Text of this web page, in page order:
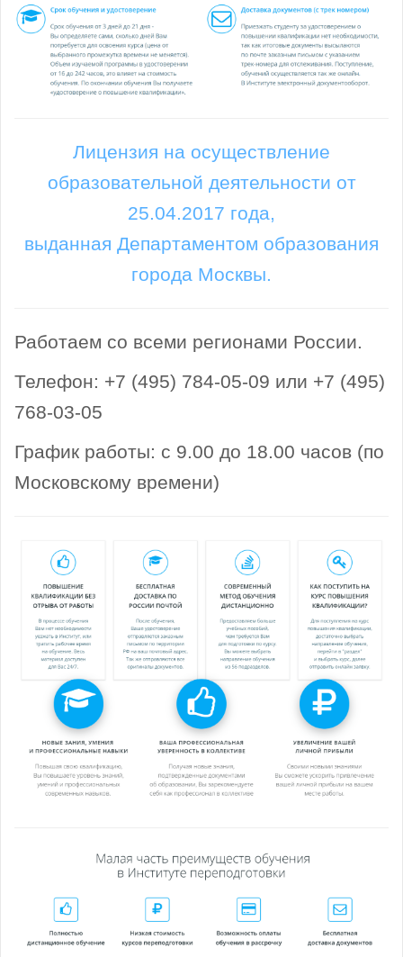
Лицензия на осуществление
образовательной деятельности от
25.04.2017 года,
выданная Департаментом образования
города Москвы.
Работаем со всеми регионами России.
Телефон: +7 (495) 784-05-09 или +7 (495)
768-03-05
График работы: с 9.00 до 18.00 часов (по
Московскому времени)